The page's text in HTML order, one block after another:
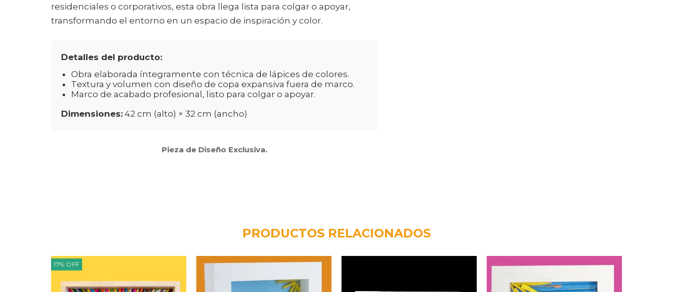
residenciales o corporativos, esta obra llega lista para colgar o apoyar,
transformando el entorno en un espacio de inspiración y color.
Detalles del producto:
Obra elaborada íntegramente con técnica de lápices de colores.
Textura y volumen con diseño de copa expansiva fuera de marco.
Marco de acabado profesional, listo para colgar o apoyar.
Dimensiones: 42 cm (alto) × 32 cm (ancho)
Pieza de Diseño Exclusiva.
PRODUCTOS RELACIONADOS
17% OFF